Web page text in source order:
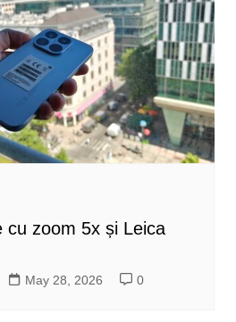
cu zoom 5x și Leica
May 28, 2026 0